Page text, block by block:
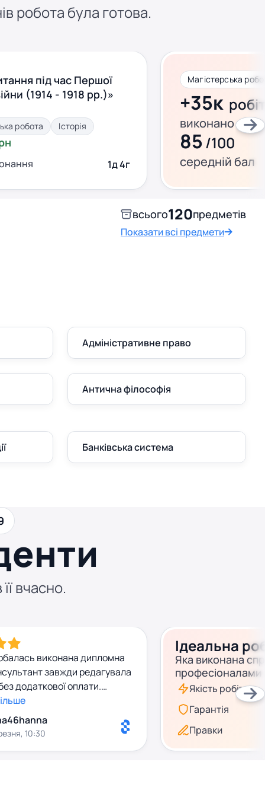
робота була готова.
під час Першої
(1914 - 1918 рр.)»
робота Історія
1д 4г
Магістерська
+35к
виконано за
85/100
середній бал
всього120предметів
Показати всі предмети
Адміністративне право
Антична філософія
Банківська система
вчасно.
виконана дипломна
завжди редагувала
додаткової оплати.
роботи вийшла
плагіат до 2%. Сама робота
було легко захистити на
за співпрацю!
10:30
Ідеальна
Яка виконана
професіоналами
Якість робіт
Гарантія
Правки